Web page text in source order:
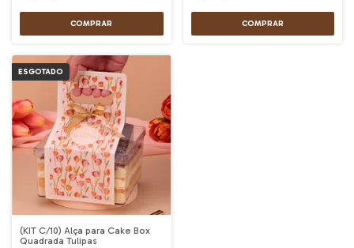
ESGOTADO
(KIT C/10) Alça para Cake Box
Quadrada Tulipas